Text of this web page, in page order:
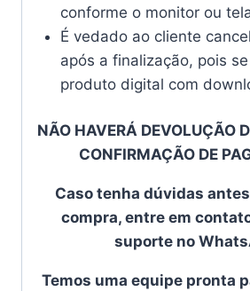
conforme o monitor ou
É vedado ao cliente
após a finalização, pois
produto digital com
NÃO HAVERÁ DEVOLUÇÃO
CONFIRMAÇÃO DE
Caso tenha dúvidas
compra, entre em
suporte no
Temos uma equipe pronta